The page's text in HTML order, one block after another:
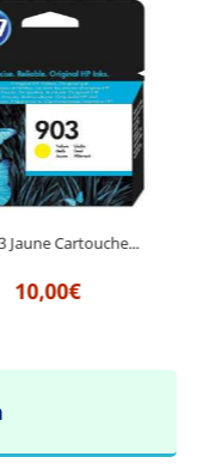
Jaune Cartouche...
10,00€